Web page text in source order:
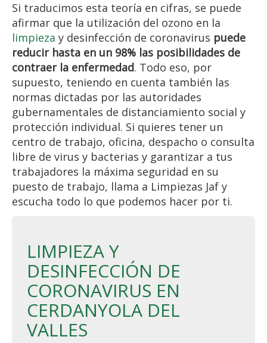
Si traducimos esta teoría en cifras, se puede
afirmar que la utilización del ozono en la
limpieza y desinfección de coronavirus puede
reducir hasta en un 98% las posibilidades de
contraer la enfermedad. Todo eso, por
supuesto, teniendo en cuenta también las
normas dictadas por las autoridades
gubernamentales de distanciamiento social y
protección individual. Si quieres tener un
centro de trabajo, oficina, despacho o consulta
libre de virus y bacterias y garantizar a tus
trabajadores la máxima seguridad en su
puesto de trabajo, llama a Limpiezas Jaf y
escucha todo lo que podemos hacer por ti.
LIMPIEZA Y
DESINFECCIÓN DE
CORONAVIRUS EN
CERDANYOLA DEL
VALLES